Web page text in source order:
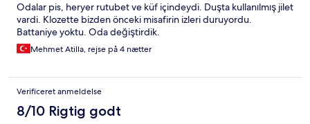
Odalar pis, heryer rutubet ve küf içindeydi. Duşta kullanılmış jilet
vardi. Klozette bizden önceki misafirin izleri duruyordu.
Battaniye yoktu. Oda değiştirdik.
Mehmet Atilla, rejse på 4 nætter
Verificeret anmeldelse
8/10 Rigtig godt